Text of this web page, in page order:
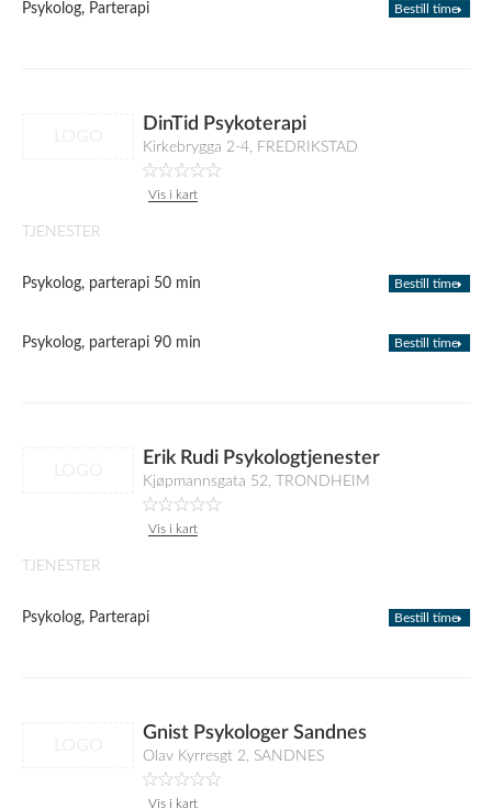
Psykolog, Parterapi Bestill time
DinTid Psykoterapi
Kirkebrygga 2-4, FREDRIKSTAD
Vis i kart
TJENESTER
Psykolog, parterapi 50 min Bestill time
Psykolog, parterapi 90 min Bestill time
Erik Rudi Psykologtjenester
Kjøpmannsgata 52, TRONDHEIM
Vis i kart
TJENESTER
Psykolog, Parterapi Bestill time
Gnist Psykologer Sandnes
Olav Kyrresgt 2, SANDNES
Vis i kart